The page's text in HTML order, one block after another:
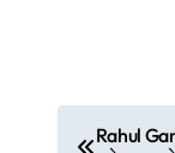
Rahul